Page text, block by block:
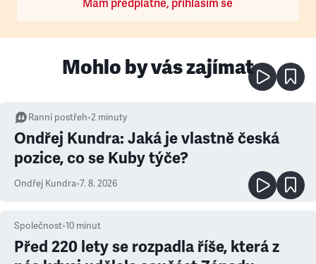
Mám předplatné, přihlásím se
Mohlo by vás zajímat
Ranní postřeh•2 minuty
Ondřej Kundra: Jaká je vlastně česká
pozice, co se Kuby týče?
Ondřej Kundra•7. 8. 2026
Společnost•10 minut
Před 220 lety se rozpadla říše, která z